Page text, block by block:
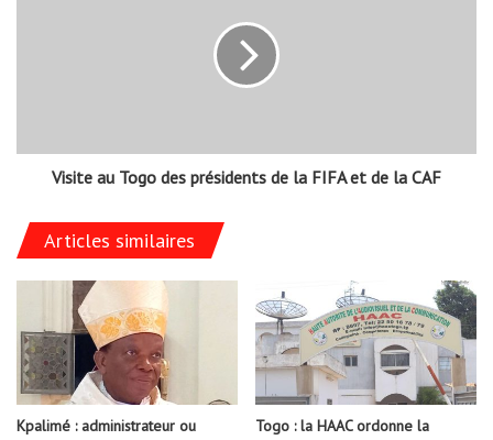
Visite au Togo des présidents de la FIFA et de la CAF
Articles similaires
Kpalimé : administrateur ou
Togo : la HAAC ordonne la